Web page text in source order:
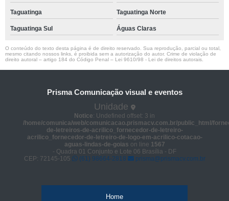
Taguatinga Taguatinga Norte
Taguatinga Sul Águas Claras
O conteúdo do texto desta página é de direito reservado. Sua reprodução, parcial ou total,
mesmo citando nossos links, é proibida sem a autorização do autor. Crime de violação de
direito autoral – artigo 184 do Código Penal – Lei 9610/98 - Lei de direitos autorais
Prisma Comunicação visual e eventos
Unidade
Notice: Undefined offset: 3 in
/home/comunica/web/comunicacao.prismacv.com.br/public_html/
de-letreiros-de-acrilico_fornecedor-de-letreiro-
acrilico_fornecedor-de-letreiro-de-logo-em-acrilico-cotacao-
aguas-lindas-de-goias on line 1567
- Quadra 01 Conjunto e Lote 06 Brasília - DF
CEP: 72145-105
(61) 98664-2818 prisma@prismacv.com.br
Home